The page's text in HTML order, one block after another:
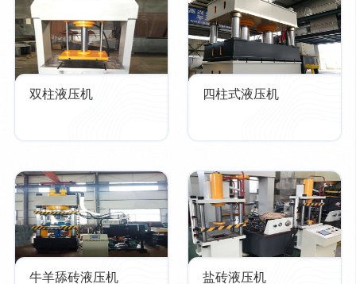
双柱液压机 四柱式液压机
牛羊舔砖液压机 盐砖液压机